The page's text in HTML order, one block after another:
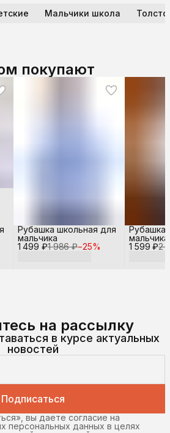
Мальчики школа
покупают
1 499 ₽1 986 ₽−25%
Рубашка школьная для
мальчика
1 599 ₽2
Рубашка
мальчика
на рассылку
в курсе актуальных
новостей
Подписаться
вы даете согласие на
персональных данных в целях